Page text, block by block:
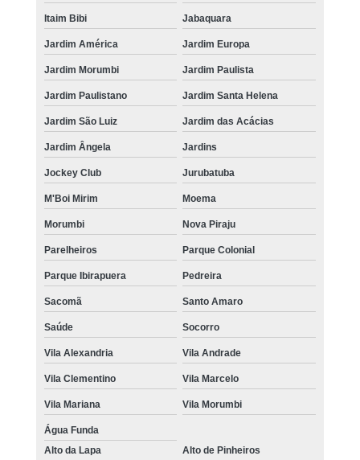
Itaim Bibi Jabaquara
Jardim América Jardim Europa
Jardim Morumbi Jardim Paulista
Jardim Paulistano Jardim Santa Helena
Jardim São Luiz Jardim das Acácias
Jardim Ângela Jardins
Jockey Club Jurubatuba
M'Boi Mirim Moema
Morumbi Nova Piraju
Parelheiros Parque Colonial
Parque Ibirapuera Pedreira
Sacomã Santo Amaro
Saúde Socorro
Vila Alexandria Vila Andrade
Vila Clementino Vila Marcelo
Vila Mariana Vila Morumbi
Água Funda
Alto da Lapa
Alto de Pinheiros